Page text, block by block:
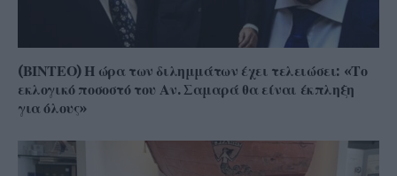
(ΒΙΝΤΕΟ) Η ώρα των διλημμάτων έχει τελειώσει: «Το
εκλογικό ποσοστό του Αν. Σαμαρά θα είναι έκπληξη
για όλους»